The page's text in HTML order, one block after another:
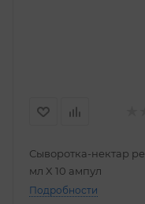
Сыворотка-нектар
мл X 10 ампул
Подробности